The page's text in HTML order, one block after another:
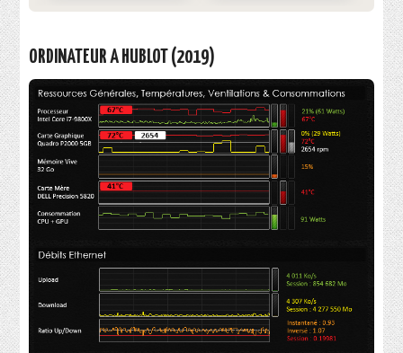
ORDINATEUR A HUBLOT (2019)